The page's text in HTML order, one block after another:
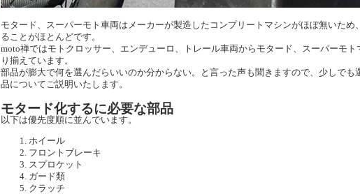
モタード、スーパーモト車両はメーカーが製造したコンプリートマシンがほぼ無いた
ることがほとんどです。
moto禅ではモトクロッサー、エンデューロ、トレール車両からモタード、スーパーモ
り揃えています。
部品が膨大で何を選んだらいいのか分からない。と言った声も聞きますので、少しで
品についてご説明いたします。
モタード化するに必要な部品
以下は優先度順に並んでいます。
ホイール
フロントブレーキ
スプロケット
ガード類
クラッチ